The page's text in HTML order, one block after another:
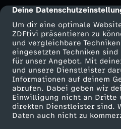
cmp-dialog-description
Deine
Um dir eine optimale
ZDFtivi präsentieren zu
und vergleichbare
eingesetzten Techniken
für unser Angebot. Mit
und unsere Dienstleister
Informationen auf deinem
abrufen. Dabei geben wir
Einwilligung nicht an Dritte
direkten Dienstleister sind.
Daten auch nicht zu
m
i
t
1
7
Mehr ZDF
ZDF-Apps
Smart TV
ZDFtext